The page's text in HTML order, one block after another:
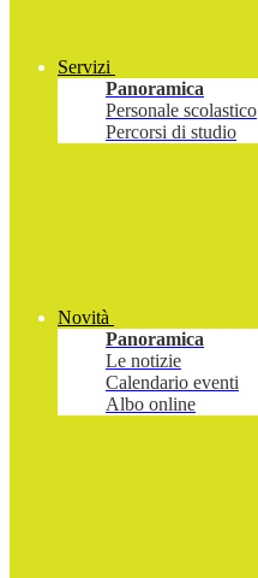
Servizi
Panoramica
Personale scolastico
Percorsi di studio
Novità
Panoramica
Le notizie
Calendario eventi
Albo online